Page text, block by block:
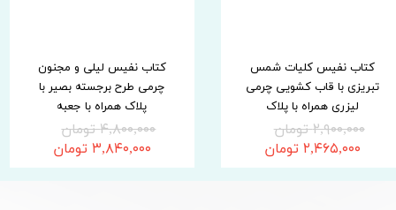
کتاب نفیس کلیات شمس
تبریزی با قاب کشویی چرمی
لیزری همراه با پلاک
۲,۹۰۰,۰۰۰ تومان
۲,۴۶۵,۰۰۰ تومان
کتاب نفیس لیلی و مجنون
چرمی طرح برجسته بصیر با
پلاک همراه با جعبه
۴,۸۰۰,۰۰۰ تومان
۳,۸۴۰,۰۰۰ تومان